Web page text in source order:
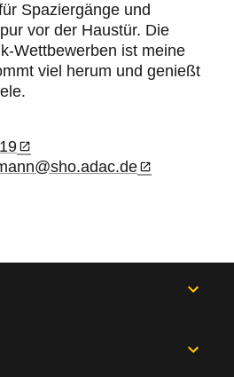
Spaziergänge und
vor der Haustür. Die
Wettbewerben ist meine
viel herum und genießt